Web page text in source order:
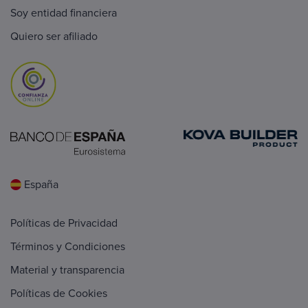
Soy entidad financiera
Quiero ser afiliado
España
Políticas de Privacidad
Términos y Condiciones
Material y transparencia
Políticas de Cookies